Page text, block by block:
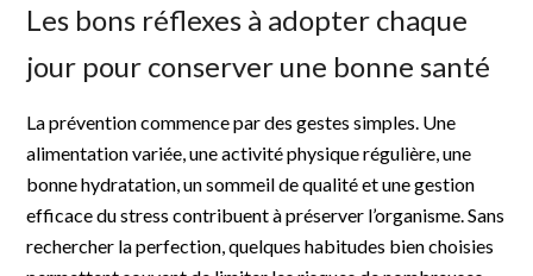
Les bons réflexes à adopter chaque
jour pour conserver une bonne santé
La prévention commence par des gestes simples. Une
alimentation variée, une activité physique régulière, une
bonne hydratation, un sommeil de qualité et une gestion
efficace du stress contribuent à préserver l’organisme. Sans
rechercher la perfection, quelques habitudes bien choisies